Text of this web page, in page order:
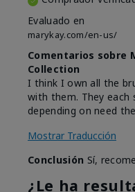
Evaluado en
marykay.com/en-us/
Comentarios sobre
Collection
I think I own all the
with them. They each
depending on need
Mostrar Traducción
Conclusión Sí,
¿Le ha